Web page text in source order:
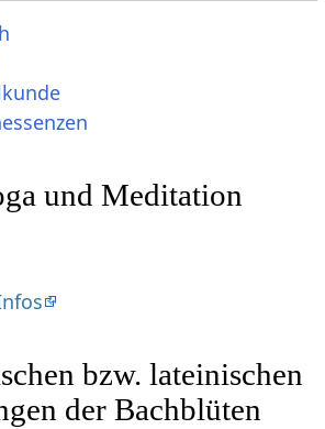
und Meditation
bzw. lateinischen
der Bachblüten